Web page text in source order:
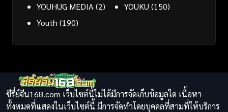
YOUHUG MEDIA (2) YOUKU (150)
Youth (190)
ซีรี่ย์จีน168.com เว็บไซต์นี้ไม่ได้มีการจัดเก็บข้อมูลใด เนื้อหา
ทั้งหมดที่แสดงในเว็บไซต์นี้ มีการจัดทำโดยบุคคลที่สามที่ให้บริการ